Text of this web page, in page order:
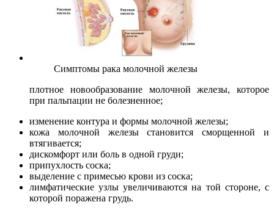
Симптомы рака молочной железы
плотное новообразование молочной железы, которое
при пальпации не болезненное;
изменение контура и формы молочной железы;
кожа молочной железы становится сморщенной и
втягивается;
дискомфорт или боль в одной груди;
припухлость соска;
выделение с примесью крови из соска;
лимфатические узлы увеличиваются на той стороне, с
которой поражена грудь.